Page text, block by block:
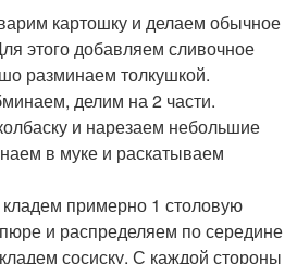
картошку и делаем обычное
этого добавляем сливочное
разминаем толкушкой.
делим на 2 части.
и нарезаем небольшие
в муке и раскатываем
примерно 1 столовую
и распределяем по середине
сосиску. С каждой стороны